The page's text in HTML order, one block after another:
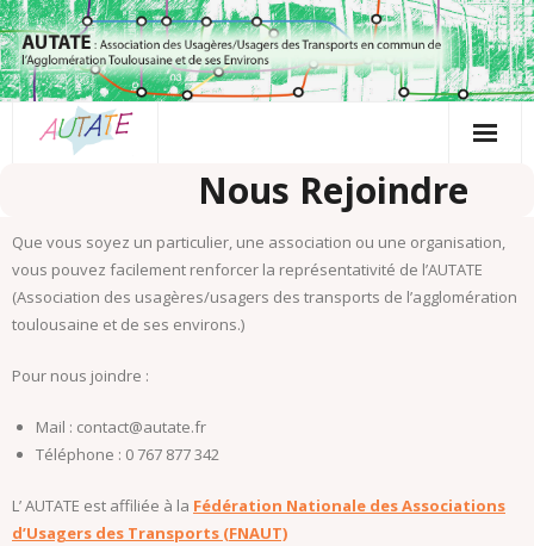
Passer
au
contenu
Nous Rejoindre
Que vous soyez un particulier, une association ou une organisation,
vous pouvez facilement renforcer la représentativité de l’AUTATE
(Association des usagères/usagers des transports de l’agglomération
toulousaine et de ses environs.)
Pour nous joindre :
Mail : contact@autate.fr
Téléphone : 0 767 877 342
L’ AUTATE est affiliée à la Fédération Nationale des Associations
d’Usagers des Transports (FNAUT)